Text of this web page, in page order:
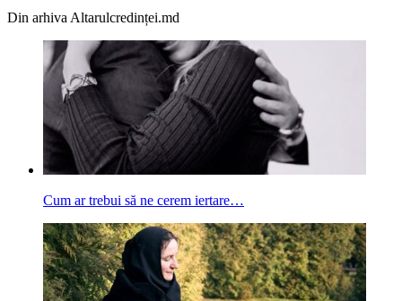
Din arhiva Altarulcredinței.md
Cum ar trebui să ne cerem iertare…